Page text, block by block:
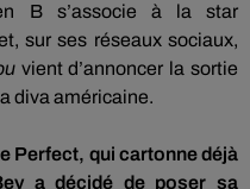
B s’associe à la star
sur ses réseaux sociaux,
vient d’annoncer la sortie
diva américaine.
Perfect, qui cartonne déjà
a décidé de poser sa